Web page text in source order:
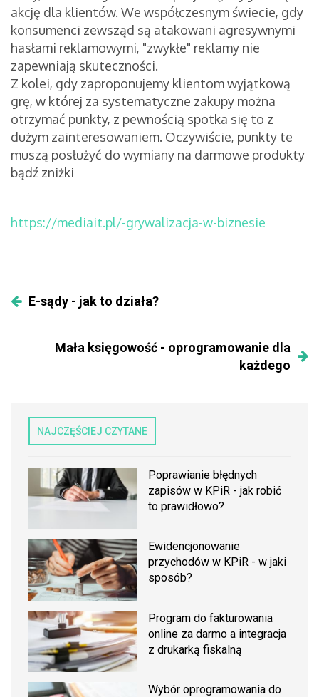
akcję dla klientów. We współczesnym świecie, gdy
konsumenci zewsząd są atakowani agresywnymi
hasłami reklamowymi, "zwykłe" reklamy nie
zapewniają skuteczności.
Z kolei, gdy zaproponujemy klientom wyjątkową
grę, w której za systematyczne zakupy można
otrzymać punkty, z pewnością spotka się to z
dużym zainteresowaniem. Oczywiście, punkty te
muszą posłużyć do wymiany na darmowe produkty
bądź zniżki
https://mediait.pl/-grywalizacja-w-biznesie
E-sądy - jak to działa?
Mała księgowość - oprogramowanie dla
każdego
NAJCZĘŚCIEJ CZYTANE
Poprawianie błędnych
zapisów w KPiR - jak robić
to prawidłowo?
Ewidencjonowanie
przychodów w KPiR - w jaki
sposób?
Program do fakturowania
online za darmo a integracja
z drukarką fiskalną
Wybór oprogramowania do